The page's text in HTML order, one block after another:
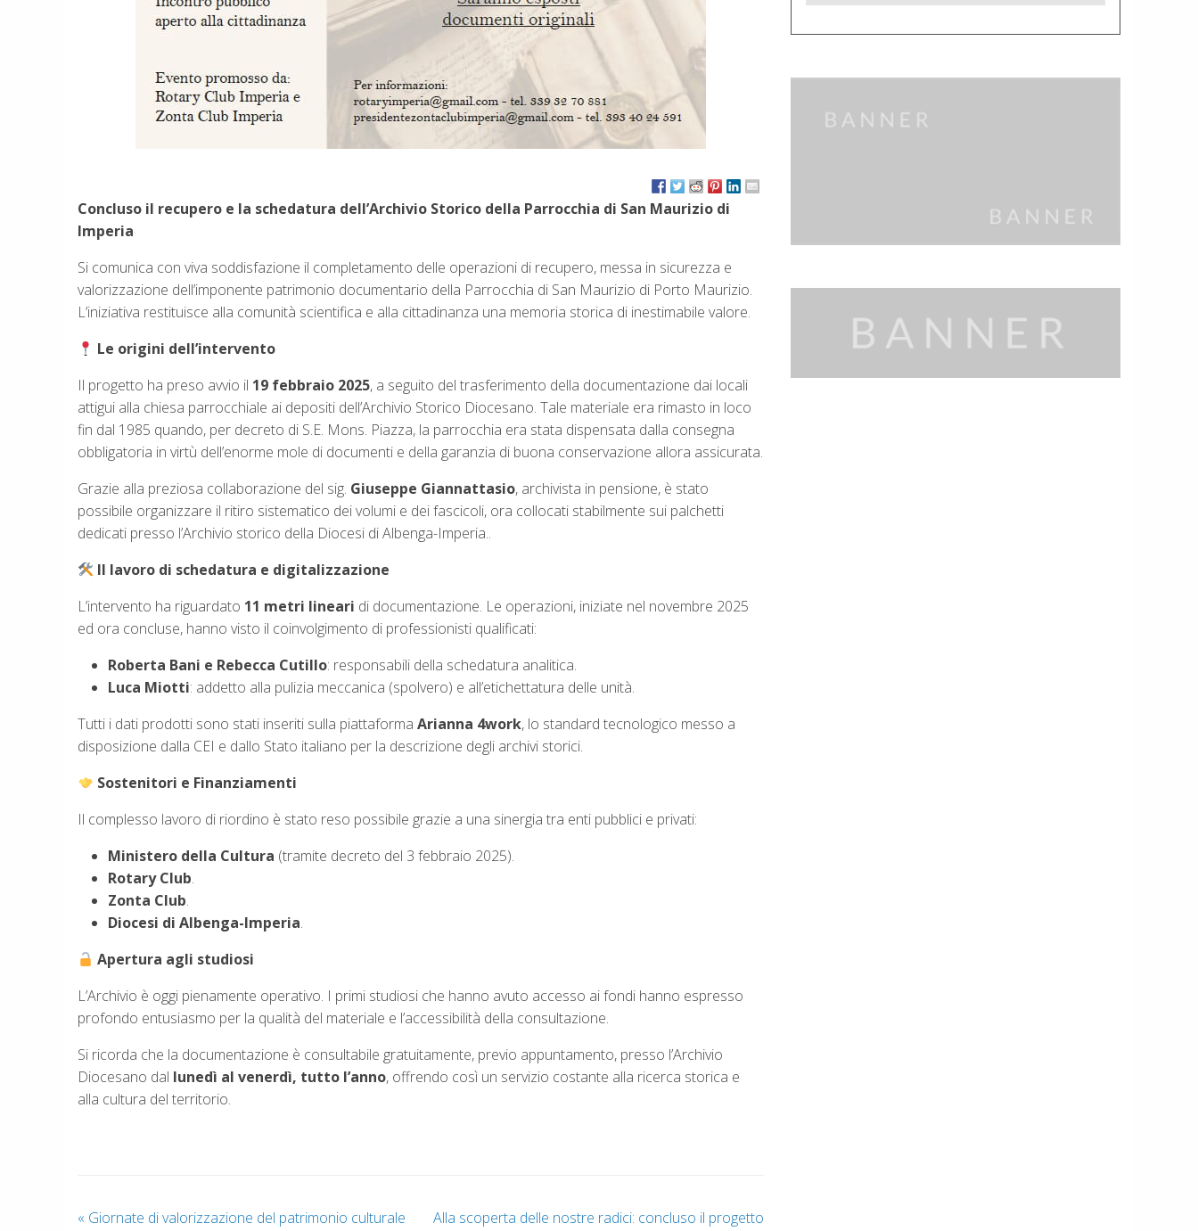
Concluso il recupero e la schedatura dell’Archivio Storico della Parrocchia di San Maurizio di
Imperia
Si comunica con viva soddisfazione il completamento delle operazioni di recupero, messa in sicurezza e
valorizzazione dell’imponente patrimonio documentario della Parrocchia di San Maurizio di Porto Maurizio.
L’iniziativa restituisce alla comunità scientifica e alla cittadinanza una memoria storica di inestimabile valore.
Le origini dell’intervento
Il progetto ha preso avvio il 19 febbraio 2025, a seguito del trasferimento della documentazione dai locali
attigui alla chiesa parrocchiale ai depositi dell’Archivio Storico Diocesano. Tale materiale era rimasto in loco
fin dal 1985 quando, per decreto di S.E. Mons. Piazza, la parrocchia era stata dispensata dalla consegna
obbligatoria in virtù dell’enorme mole di documenti e della garanzia di buona conservazione allora assicurata.
Grazie alla preziosa collaborazione del sig. Giuseppe Giannattasio, archivista in pensione, è stato
possibile organizzare il ritiro sistematico dei volumi e dei fascicoli, ora collocati stabilmente sui palchetti
dedicati presso l’Archivio storico della Diocesi di Albenga-Imperia..
Il lavoro di schedatura e digitalizzazione
L’intervento ha riguardato 11 metri lineari di documentazione. Le operazioni, iniziate nel novembre 2025
ed ora concluse, hanno visto il coinvolgimento di professionisti qualificati:
Roberta Bani e Rebecca Cutillo: responsabili della schedatura analitica.
Luca Miotti: addetto alla pulizia meccanica (spolvero) e all’etichettatura delle unità.
Tutti i dati prodotti sono stati inseriti sulla piattaforma Arianna 4work, lo standard tecnologico messo a
disposizione dalla CEI e dallo Stato italiano per la descrizione degli archivi storici.
Sostenitori e Finanziamenti
Il complesso lavoro di riordino è stato reso possibile grazie a una sinergia tra enti pubblici e privati:
Ministero della Cultura (tramite decreto del 3 febbraio 2025).
Rotary Club.
Zonta Club.
Diocesi di Albenga-Imperia.
Apertura agli studiosi
L’Archivio è oggi pienamente operativo. I primi studiosi che hanno avuto accesso ai fondi hanno espresso
profondo entusiasmo per la qualità del materiale e l’accessibilità della consultazione.
Si ricorda che la documentazione è consultabile gratuitamente, previo appuntamento, presso l’Archivio
Diocesano dal lunedì al venerdì, tutto l’anno, offrendo così un servizio costante alla ricerca storica e
alla cultura del territorio.
« Giornate di valorizzazione del patrimonio culturale
Alla scoperta delle nostre radici: concluso il progetto